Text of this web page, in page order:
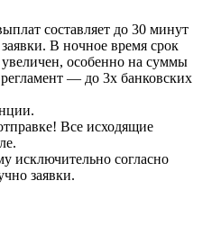
составляет до 30 минут
В ночное время срок
особенно на суммы
— до 3х банковских
Все исходящие
исключительно согласно
заявки.